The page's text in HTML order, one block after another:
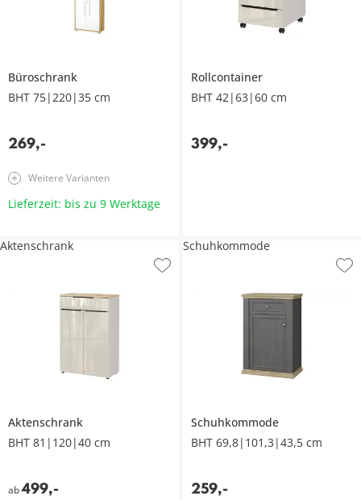
Büroschrank
BHT 75|220|35 cm
269,-
Weitere Varianten
Lieferzeit: bis zu 9 Werktage
Rollcontainer
BHT 42|63|60 cm
399,-
Aktenschrank
BHT 81|120|40 cm
ab499,-
Aktenschrank
Schuhkommode
BHT 69,8|101,3|43,5 cm
259,-
Schuhkommode